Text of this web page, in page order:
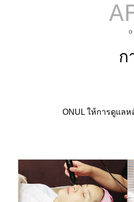
ก
ONUL ให้การดูแลห